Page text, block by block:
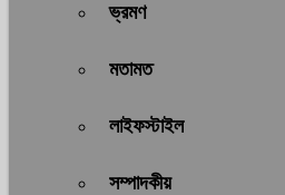
ভ্রমণ
মতামত
লাইফস্টাইল
সম্পাদকীয়